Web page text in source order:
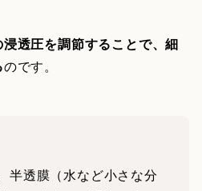
透圧を調節することで、細
のです。
半透膜（水など小さな分